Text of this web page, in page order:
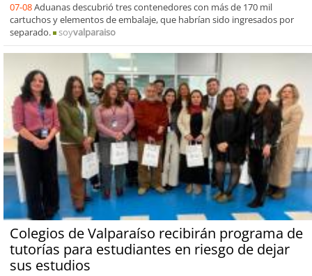
07-08Aduanas descubrió tres contenedores con más de 170 mil
cartuchos y elementos de embalaje, que habrían sido ingresados por
separado.
soyvalparaiso
Colegios de Valparaíso recibirán programa de
tutorías para estudiantes en riesgo de dejar
sus estudios